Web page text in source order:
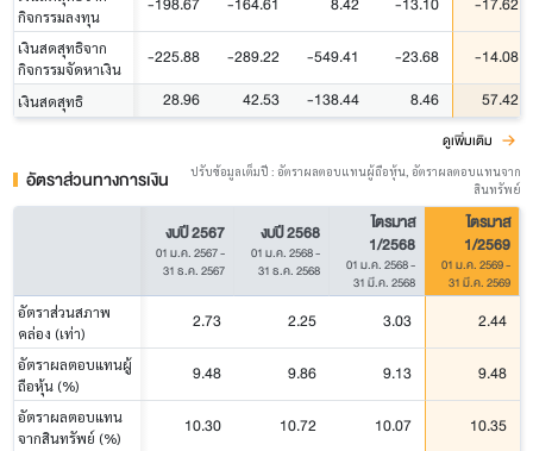
กิจกรรมลงทุน
เงินสดสุทธิจาก
กิจกรรมจัดหาเงิน
-225.88 -289.22 -549.41 -23.68 -14.08
เงินสดสุทธิ 28.96 42.53 -138.44 8.46 57.42
ดูเพิ่มเติม
อัตราส่วนทางการเงิน
ปรับข้อมูลเต็มปี : อัตราผลตอบแทนผู้ถือหุ้น, อัตราผลตอบแทนจาก
สินทรัพย์
งบปี 2567
01 ม.ค. 2567-
31 ธ.ค. 2567
งบปี 2568
01 ม.ค. 2568-
31 ธ.ค. 2568
ไตรมาส
1/2568
01 ม.ค. 2568-
31 มี.ค. 2568
ไตรมาส
1/2569
01 ม.ค. 2569-
31 มี.ค. 2569
อัตราส่วนสภาพ
คล่อง (เท่า)
2.73 2.25 3.03 2.44
อัตราผลตอบแทนผู้
ถือหุ้น (%)
9.48 9.86 9.13 9.48
อัตราผลตอบแทน
จากสินทรัพย์ (%)
10.30 10.72 10.07 10.35